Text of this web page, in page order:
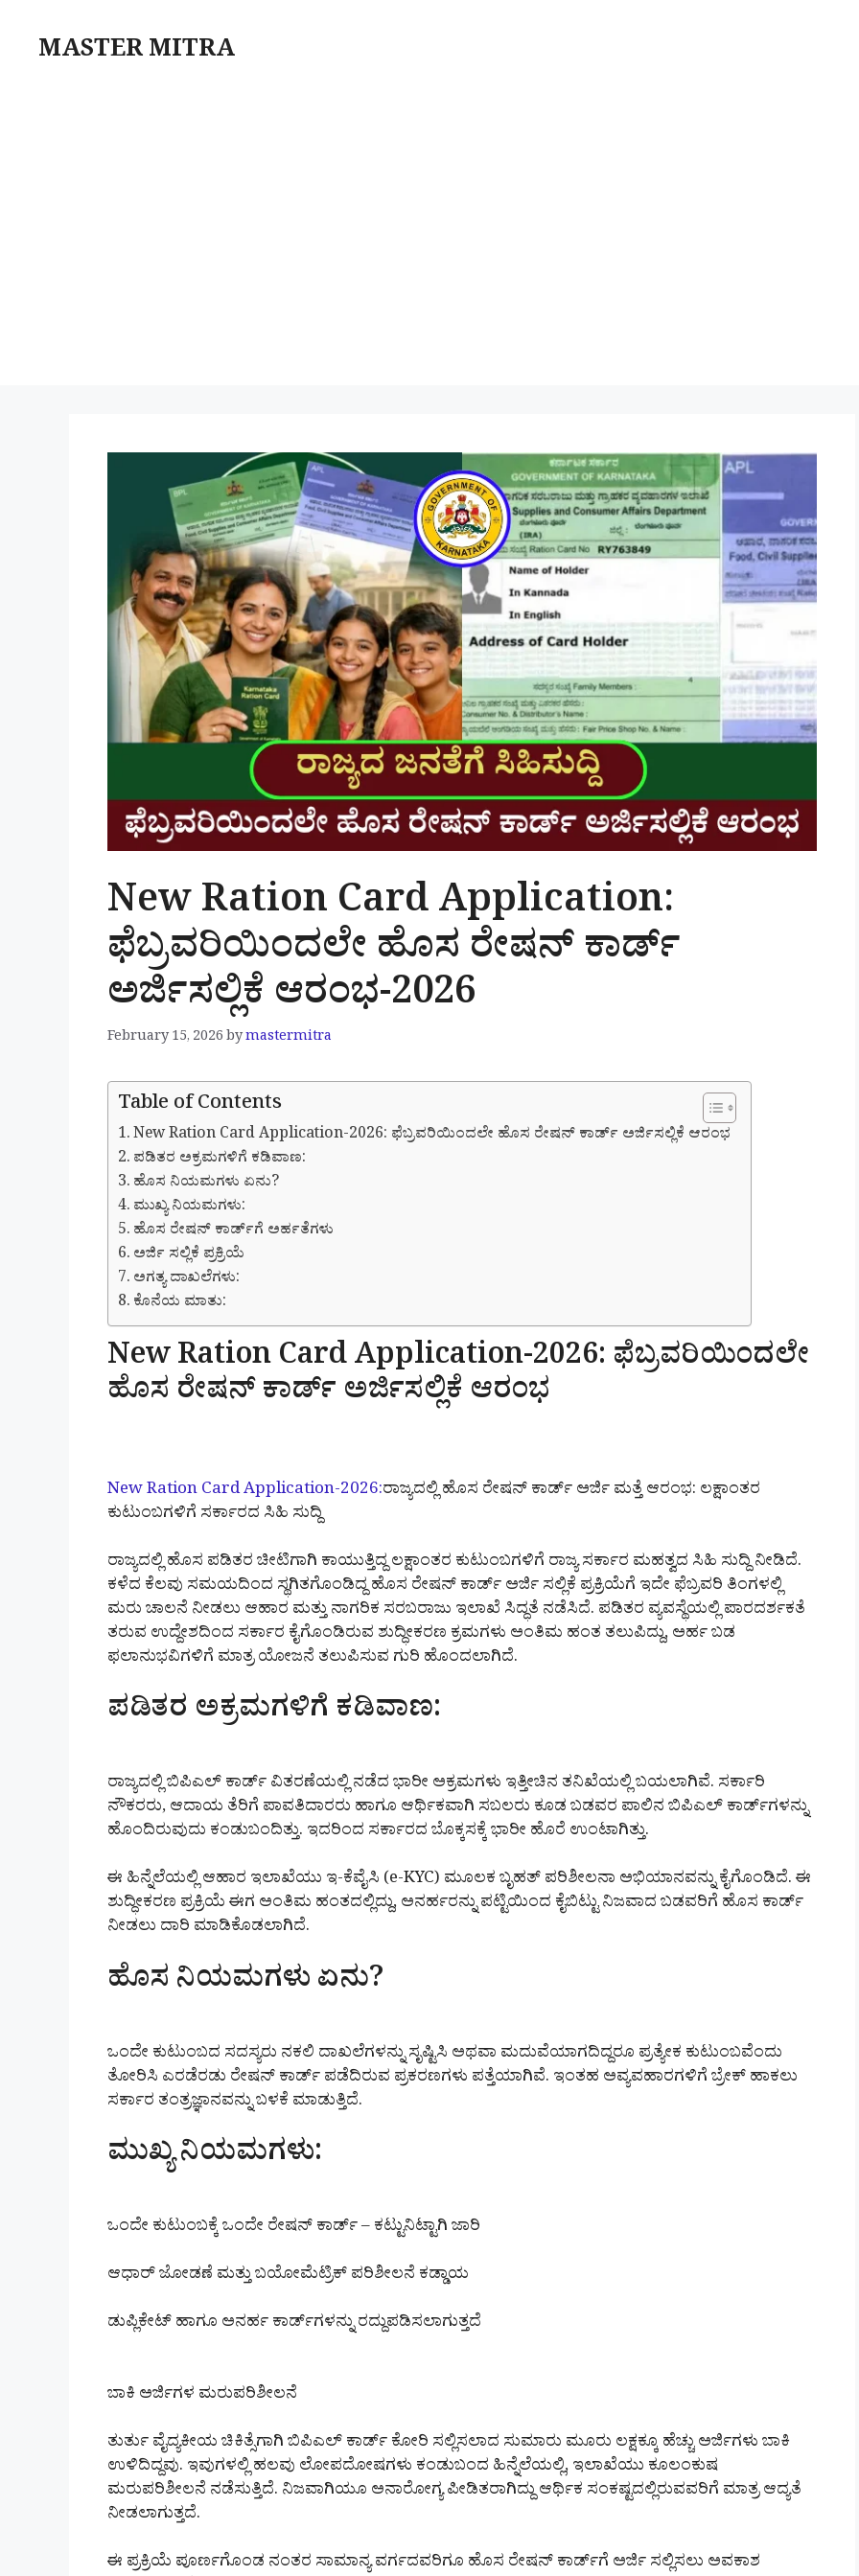
contentMASTER MITRA
New Ration Card Application:
ಫೆಬ್ರವರಿಯಿಂದಲೇ ಹೊಸ ರೇಷನ್ ಕಾರ್ಡ್
ಅರ್ಜಿಸಲ್ಲಿಕೆ ಆರಂಭ-2026
February 15, 2026bymastermitra
Table of Contents
New Ration Card Application-2026: ಫೆಬ್ರವರಿಯಿಂದಲೇ ಹೊಸ ರೇಷನ್ ಕಾರ್ಡ್ ಅರ್ಜಿಸಲ್ಲಿಕೆ ಆರಂಭ
ಪಡಿತರ ಅಕ್ರಮಗಳಿಗೆ ಕಡಿವಾಣ:
ಹೊಸ ನಿಯಮಗಳು ಏನು?
ಮುಖ್ಯ ನಿಯಮಗಳು:
ಹೊಸ ರೇಷನ್ ಕಾರ್ಡ್‌ಗೆ ಅರ್ಹತೆಗಳು
ಅರ್ಜಿ ಸಲ್ಲಿಕೆ ಪ್ರಕ್ರಿಯೆ
ಅಗತ್ಯ ದಾಖಲೆಗಳು:
ಕೊನೆಯ ಮಾತು:
New Ration Card Application-2026: ಫೆಬ್ರವರಿಯಿಂದಲೇ
ಹೊಸ ರೇಷನ್ ಕಾರ್ಡ್ ಅರ್ಜಿಸಲ್ಲಿಕೆ ಆರಂಭ
New Ration Card Application-2026:ರಾಜ್ಯದಲ್ಲಿ ಹೊಸ ರೇಷನ್ ಕಾರ್ಡ್ ಅರ್ಜಿ ಮತ್ತೆ ಆರಂಭ: ಲಕ್ಷಾಂತರ
ಕುಟುಂಬಗಳಿಗೆ ಸರ್ಕಾರದ ಸಿಹಿ ಸುದ್ದಿ
ರಾಜ್ಯದಲ್ಲಿ ಹೊಸ ಪಡಿತರ ಚೀಟಿಗಾಗಿ ಕಾಯುತ್ತಿದ್ದ ಲಕ್ಷಾಂತರ ಕುಟುಂಬಗಳಿಗೆ ರಾಜ್ಯ ಸರ್ಕಾರ ಮಹತ್ವದ ಸಿಹಿ ಸುದ್ದಿ ನೀಡಿದೆ.
ಕಳೆದ ಕೆಲವು ಸಮಯದಿಂದ ಸ್ಥಗಿತಗೊಂಡಿದ್ದ ಹೊಸ ರೇಷನ್ ಕಾರ್ಡ್ ಅರ್ಜಿ ಸಲ್ಲಿಕೆ ಪ್ರಕ್ರಿಯೆಗೆ ಇದೇ ಫೆಬ್ರವರಿ ತಿಂಗಳಲ್ಲಿ
ಮರು ಚಾಲನೆ ನೀಡಲು ಆಹಾರ ಮತ್ತು ನಾಗರಿಕ ಸರಬರಾಜು ಇಲಾಖೆ ಸಿದ್ಧತೆ ನಡೆಸಿದೆ. ಪಡಿತರ ವ್ಯವಸ್ಥೆಯಲ್ಲಿ ಪಾರದರ್ಶಕತೆ
ತರುವ ಉದ್ದೇಶದಿಂದ ಸರ್ಕಾರ ಕೈಗೊಂಡಿರುವ ಶುದ್ಧೀಕರಣ ಕ್ರಮಗಳು ಅಂತಿಮ ಹಂತ ತಲುಪಿದ್ದು, ಅರ್ಹ ಬಡ
ಫಲಾನುಭವಿಗಳಿಗೆ ಮಾತ್ರ ಯೋಜನೆ ತಲುಪಿಸುವ ಗುರಿ ಹೊಂದಲಾಗಿದೆ.
ಪಡಿತರ ಅಕ್ರಮಗಳಿಗೆ ಕಡಿವಾಣ:
ರಾಜ್ಯದಲ್ಲಿ ಬಿಪಿಎಲ್ ಕಾರ್ಡ್ ವಿತರಣೆಯಲ್ಲಿ ನಡೆದ ಭಾರೀ ಅಕ್ರಮಗಳು ಇತ್ತೀಚಿನ ತನಿಖೆಯಲ್ಲಿ ಬಯಲಾಗಿವೆ. ಸರ್ಕಾರಿ
ನೌಕರರು, ಆದಾಯ ತೆರಿಗೆ ಪಾವತಿದಾರರು ಹಾಗೂ ಆರ್ಥಿಕವಾಗಿ ಸಬಲರು ಕೂಡ ಬಡವರ ಪಾಲಿನ ಬಿಪಿಎಲ್ ಕಾರ್ಡ್‌ಗಳನ್ನು
ಹೊಂದಿರುವುದು ಕಂಡುಬಂದಿತ್ತು. ಇದರಿಂದ ಸರ್ಕಾರದ ಬೊಕ್ಕಸಕ್ಕೆ ಭಾರೀ ಹೊರೆ ಉಂಟಾಗಿತ್ತು.
ಈ ಹಿನ್ನೆಲೆಯಲ್ಲಿ ಆಹಾರ ಇಲಾಖೆಯು ಇ-ಕೆವೈಸಿ (e-KYC) ಮೂಲಕ ಬೃಹತ್ ಪರಿಶೀಲನಾ ಅಭಿಯಾನವನ್ನು ಕೈಗೊಂಡಿದೆ. ಈ
ಶುದ್ಧೀಕರಣ ಪ್ರಕ್ರಿಯೆ ಈಗ ಅಂತಿಮ ಹಂತದಲ್ಲಿದ್ದು, ಅನರ್ಹರನ್ನು ಪಟ್ಟಿಯಿಂದ ಕೈಬಿಟ್ಟು ನಿಜವಾದ ಬಡವರಿಗೆ ಹೊಸ ಕಾರ್ಡ್
ನೀಡಲು ದಾರಿ ಮಾಡಿಕೊಡಲಾಗಿದೆ.
ಹೊಸ ನಿಯಮಗಳು ಏನು?
ಒಂದೇ ಕುಟುಂಬದ ಸದಸ್ಯರು ನಕಲಿ ದಾಖಲೆಗಳನ್ನು ಸೃಷ್ಟಿಸಿ ಅಥವಾ ಮದುವೆಯಾಗದಿದ್ದರೂ ಪ್ರತ್ಯೇಕ ಕುಟುಂಬವೆಂದು
ತೋರಿಸಿ ಎರಡೆರಡು ರೇಷನ್ ಕಾರ್ಡ್ ಪಡೆದಿರುವ ಪ್ರಕರಣಗಳು ಪತ್ತೆಯಾಗಿವೆ. ಇಂತಹ ಅವ್ಯವಹಾರಗಳಿಗೆ ಬ್ರೇಕ್ ಹಾಕಲು
ಸರ್ಕಾರ ತಂತ್ರಜ್ಞಾನವನ್ನು ಬಳಕೆ ಮಾಡುತ್ತಿದೆ.
ಮುಖ್ಯ ನಿಯಮಗಳು:
ಒಂದೇ ಕುಟುಂಬಕ್ಕೆ ಒಂದೇ ರೇಷನ್ ಕಾರ್ಡ್ – ಕಟ್ಟುನಿಟ್ಟಾಗಿ ಜಾರಿ
ಆಧಾರ್ ಜೋಡಣೆ ಮತ್ತು ಬಯೋಮೆಟ್ರಿಕ್ ಪರಿಶೀಲನೆ ಕಡ್ಡಾಯ
ಡುಪ್ಲಿಕೇಟ್ ಹಾಗೂ ಅನರ್ಹ ಕಾರ್ಡ್‌ಗಳನ್ನು ರದ್ದುಪಡಿಸಲಾಗುತ್ತದೆ
ಬಾಕಿ ಅರ್ಜಿಗಳ ಮರುಪರಿಶೀಲನೆ
ತುರ್ತು ವೈದ್ಯಕೀಯ ಚಿಕಿತ್ಸೆಗಾಗಿ ಬಿಪಿಎಲ್ ಕಾರ್ಡ್ ಕೋರಿ ಸಲ್ಲಿಸಲಾದ ಸುಮಾರು ಮೂರು ಲಕ್ಷಕ್ಕೂ ಹೆಚ್ಚು ಅರ್ಜಿಗಳು ಬಾಕಿ
ಉಳಿದಿದ್ದವು. ಇವುಗಳಲ್ಲಿ ಹಲವು ಲೋಪದೋಷಗಳು ಕಂಡುಬಂದ ಹಿನ್ನೆಲೆಯಲ್ಲಿ, ಇಲಾಖೆಯು ಕೂಲಂಕುಷ
ಮರುಪರಿಶೀಲನೆ ನಡೆಸುತ್ತಿದೆ. ನಿಜವಾಗಿಯೂ ಅನಾರೋಗ್ಯ ಪೀಡಿತರಾಗಿದ್ದು ಆರ್ಥಿಕ ಸಂಕಷ್ಟದಲ್ಲಿರುವವರಿಗೆ ಮಾತ್ರ ಆದ್ಯತೆ
ನೀಡಲಾಗುತ್ತದೆ.
ಈ ಪ್ರಕ್ರಿಯೆ ಪೂರ್ಣಗೊಂಡ ನಂತರ ಸಾಮಾನ್ಯ ವರ್ಗದವರಿಗೂ ಹೊಸ ರೇಷನ್ ಕಾರ್ಡ್‌ಗೆ ಅರ್ಜಿ ಸಲ್ಲಿಸಲು ಅವಕಾಶ